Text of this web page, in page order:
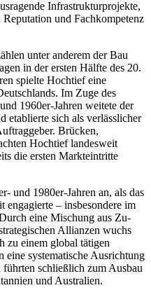
Infrastrukturprojekte,
und Fachkompetenz
unter anderem der Bau
in der ersten Hälfte des 20.
spielte Hochtief eine
Im Zuge des
1960er-Jahren weitete der
etablierte sich als verlässlicher
Brücken,
Hochtief landesweit
die ersten Markteintritte
und 1980er-Jahren an, als das
engagierte – insbesondere im
eine Mischung aus Zu-
Allianzen wuchs
zu einem global tätigen
eine systematische Ausrichtung
schließlich zum Ausbau
und Australien.